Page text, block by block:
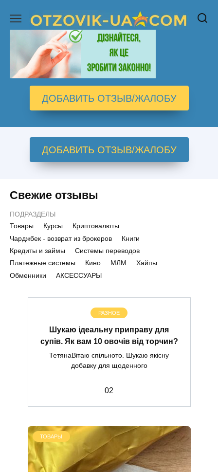
содержанию
ДОБАВИТЬ ОТЗЫВ/ЖАЛОБУ
ДОБАВИТЬ ОТЗЫВ/ЖАЛОБУ
Свежие отзывы
ПОДРАЗДЕЛЫ
Товары
Курсы
Криптовалюты
Чарджбек - возврат из брокеров
Книги
Кредиты и займы
Системы переводов
Платежные системы
Кино МЛМ
Хайпы
Обменники
АКСЕССУАРЫ
РАЗНОЕ
Шукаю ідеальну приправу для
супів. Як вам 10 овочів від торчин?
ТетянаВітаю спільното. Шукаю якісну
добавку для щоденного
02
ТОВАРЫ